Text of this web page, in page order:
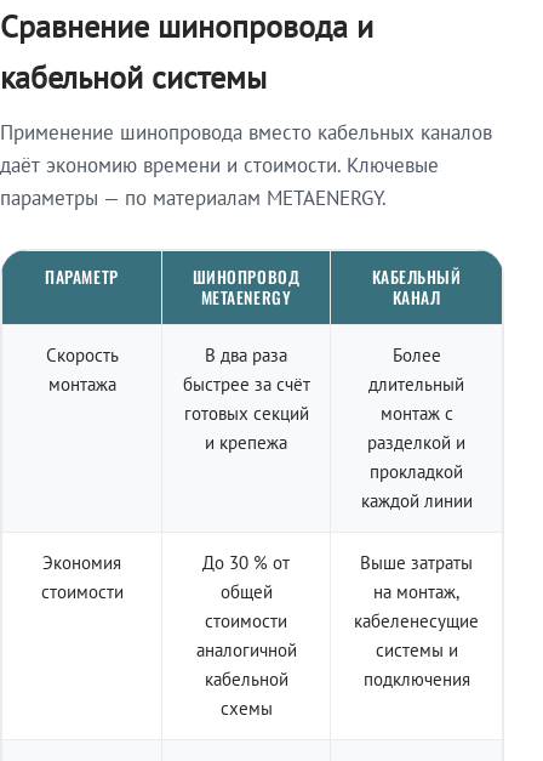
Сравнение шинопровода и
кабельной системы
Применение шинопровода вместо кабельных каналов
даёт экономию времени и стоимости. Ключевые
параметры — по материалам METAENERGY.
ПАРАМЕТР
ШИНОПРОВОД
METAENERGY
КАБЕЛЬНЫЙ
КАНАЛ
Скорость
монтажа
В два раза
быстрее за счёт
готовых секций
и крепежа
Более
длительный
монтаж с
разделкой и
прокладкой
каждой линии
Экономия
стоимости
До 30 % от
общей
стоимости
аналогичной
кабельной
схемы
Выше затраты
на монтаж,
кабеленесущие
системы и
подключения